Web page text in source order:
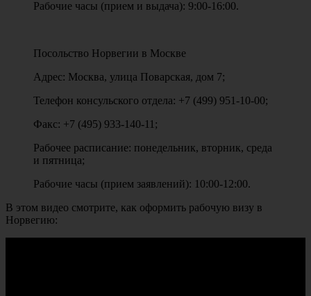
Рабочие часы (прием и выдача): 9:00-16:00.
Посольство Норвегии в Москве
Адрес: Москва, улица Поварская, дом 7;
Телефон консульского отдела: +7 (499) 951-10-00;
Факс: +7 (495) 933-140-11;
Рабочее расписание: понедельник, вторник, среда
и пятница;
Рабочие часы (прием заявлений): 10:00-12:00.
В этом видео смотрите, как оформить рабочую визу в
Норвегию: